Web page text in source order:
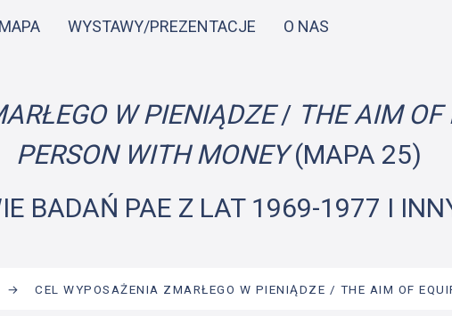
do
MAPA WYSTAWY/PREZENTACJE O NAS
W PIENIĄDZE/ THE AIM OF
PERSON WITH MONEY(MAPA 25)
BADAŃ PAE Z LAT 1969-1977 I
→ CEL WYPOSAŻENIA ZMARŁEGO W PIENIĄDZE / THE AIM OF